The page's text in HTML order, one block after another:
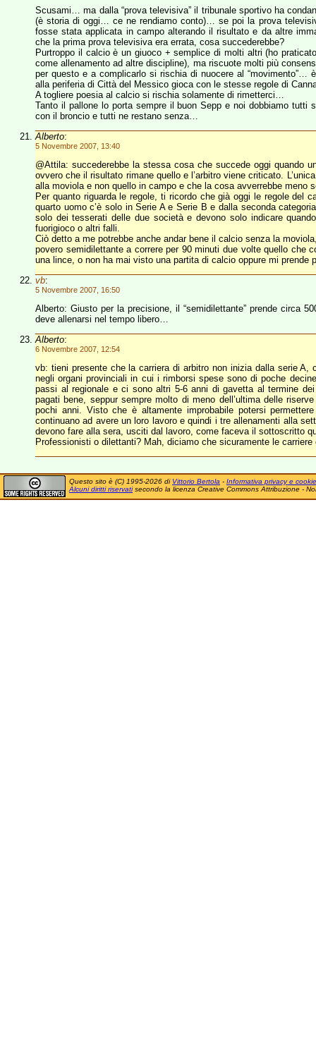
Scusami… ma dalla “prova televisiva” il tribunale sportivo ha
(è storia di oggi… ce ne rendiamo conto)… se poi la prova
fosse stata applicata in campo alterando il risultato e da altre
che la prima prova televisiva era errata, cosa succederebbe?
Purtroppo il calcio è un giuoco + semplice di molti altri (ho
come allenamento ad altre discipline), ma riscuote molti più
per questo e a complicarlo si rischia di nuocere al “movimento”…
alla periferia di Città del Messico gioca con le stesse regole di
A togliere poesia al calcio si rischia solamente di rimetterci…
Tanto il pallone lo porta sempre il buon Sepp e noi dobbiamo
con il broncio e tutti ne restano senza…
Alberto:
5 Novembre 2007, 13:40
@Attila: succederebbe la stessa cosa che succede oggi quando
ovvero che il risultato rimane quello e l’arbitro viene criticato.
alla moviola e non quello in campo e che la cosa avverrebbe meno
Per quanto riguarda le regole, ti ricordo che già oggi le regole del
quarto uomo c’è solo in Serie A e Serie B e dalla seconda
solo dei tesserati delle due società e devono solo indicare
fuorigioco o altri falli.
Ciò detto a me potrebbe anche andar bene il calcio senza la
povero semidilettante a correre per 90 minuti due volte quello che
una lince, o non ha mai visto una partita di calcio oppure mi prende
vb:
5 Novembre 2007, 16:50
Alberto: Giusto per la precisione, il “semidilettante” prende circa
deve allenarsi nel tempo libero…
Alberto:
6 Novembre 2007, 12:54
vb: tieni presente che la carriera di arbitro non inizia dalla serie
negli organi provinciali in cui i rimborsi spese sono di poche
passi al regionale e ci sono altri 5-6 anni di gavetta al termine
pagati bene, seppur sempre molto di meno dell’ultima delle
pochi anni. Visto che è altamente improbabile potersi
continuano ad avere un loro lavoro e quindi i tre allenamenti alla
devono fare alla sera, usciti dal lavoro, come faceva il sottoscritto
Professionisti o dilettanti? Mah, diciamo che sicuramente le
Questo sito è (C) 1995-2026 di Vittorio Bertola - Informativa privacy e cookie
Alcuni diritti riservatisecondo la licenza Creative Commons Attribuzione -